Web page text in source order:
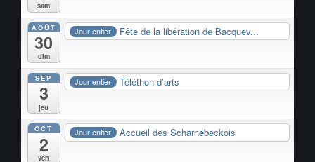
sam
AOÛT
30
dim
Jour entier Fête de la libération de Bacquev...
SEP
3
jeu
Jour entier Téléthon d’arts
OCT
2
ven
Jour entier Accueil des Scharnebeckois